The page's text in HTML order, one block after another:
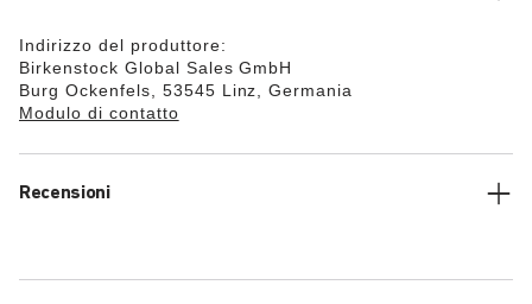
Indirizzo del produttore:
Birkenstock Global Sales GmbH
Burg Ockenfels, 53545 Linz, Germania
Modulo di contatto
Recensioni